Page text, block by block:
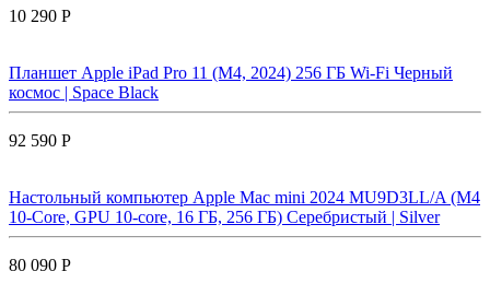
10 290 Р
Планшет Apple iPad Pro 11 (M4, 2024) 256 ГБ Wi-Fi Черный
космос | Space Black
92 590 Р
Настольный компьютер Apple Mac mini 2024 MU9D3LL/A (M4
10-Core, GPU 10-core, 16 ГБ, 256 ГБ) Серебристый | Silver
80 090 Р